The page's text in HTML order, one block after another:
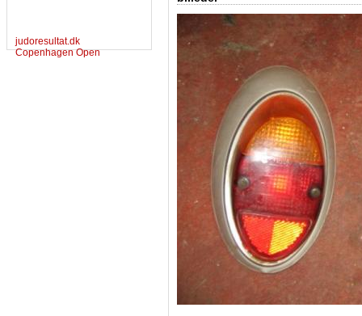
judoresultat.dk
Copenhagen Open